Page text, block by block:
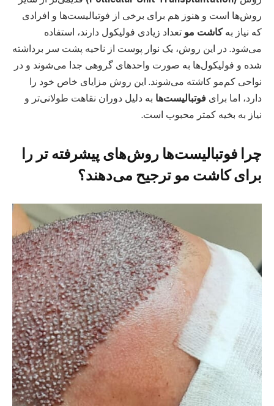
روش‌ها است و هنوز هم برای برخی از فوتبالیست‌ها و افرادی
که نیاز بهکاشت مو تعداد زیادی فولیکول دارند، استفاده
می‌شود. در این روش، یک نوار پوست از ناحیه پشت سر برداشته
شده و فولیکول‌ها به صورت واحدهای گروهی جدا می‌شوند و در
نواحی کم‌مو کاشته می‌شوند. این روش مزایای خاص خود را
دارد، اما برای فوتبالیست‌ها به دلیل دوران نقاهت طولانی‌تر و
نیاز به بخیه کمتر محبوب است.
چرا فوتبالیست‌ها روش‌های پیشرفته تر را
برای کاشت مو ترجیح می‌دهند؟